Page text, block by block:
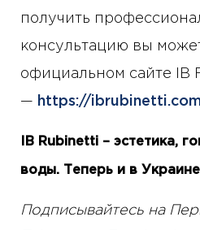
получить
консультацию вы
официальном сайте IB
— https://
IB Rubinetti – эстетика,
воды. Теперь и в
Подписывайтесь на